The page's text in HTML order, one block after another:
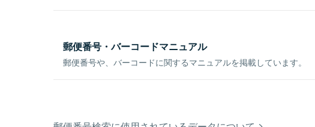
郵便番号・バーコードマニュアル
郵便番号や、バーコードに関するマニュアルを掲載しています。